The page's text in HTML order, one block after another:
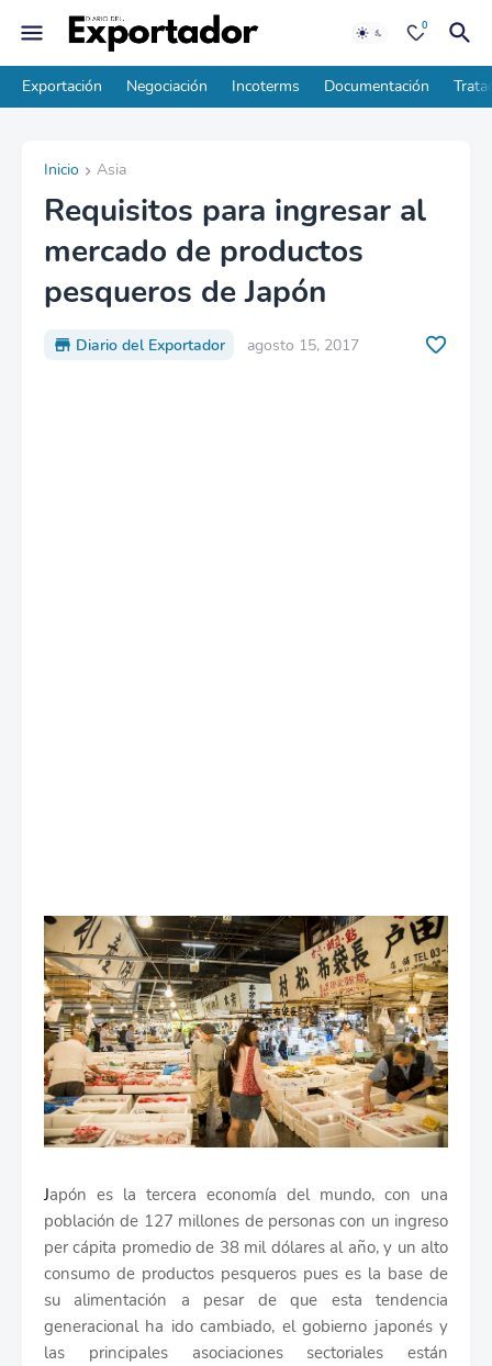
0
Exportación Negociación Incoterms Documentación
Inicio Asia
Requisitos para ingresar al
mercado de productos
pesqueros de Japón
Diario del Exportador agosto 15, 2017
Japón es la tercera economía del mundo, con una
población de 127 millones de personas con un ingreso
per cápita promedio de 38 mil dólares al año, y un alto
consumo de productos pesqueros pues es la base de
su alimentación a pesar de que esta tendencia
generacional ha ido cambiado, el gobierno japonés y
las principales asociaciones sectoriales están